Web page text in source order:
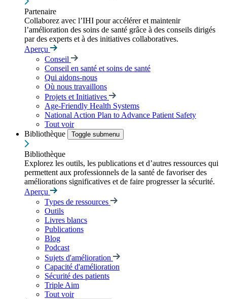
Partenaire
Collaborez avec l’IHI pour accélérer et maintenir
l’amélioration des soins de santé grâce à des conseils dirigés
par des experts et à des initiatives collaboratives.
Aperçu
Conseil
Conseil en santé et soins de santé
Qui aidons-nous
Où nous travaillons
Projets et Initiatives
Age-Friendly Health Systems
National Action Plan to Advance Patient Safety
Tout voir
Bibliothèque
Toggle submenu
Bibliothèque
Explorez les outils, les publications et d’autres ressources qui
permettent aux professionnels de la santé de favoriser des
améliorations significatives et de faire progresser la sécurité.
Aperçu
Types de ressources
Outils
Livres blancs
Publications
Blog
Podcast
Sujets d'amélioration
Capacité d'amélioration
Sécurité des patients
Triple Aim
Tout voir